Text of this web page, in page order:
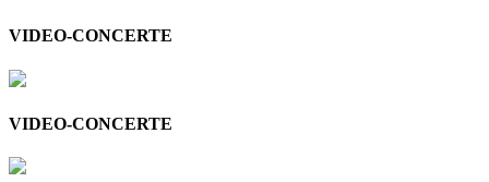
VIDEO-CONCERTE
VIDEO-CONCERTE